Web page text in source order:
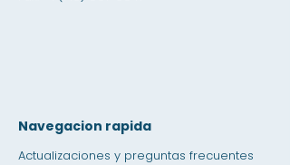
Navegacion rapida
Actualizaciones y preguntas frecuentes